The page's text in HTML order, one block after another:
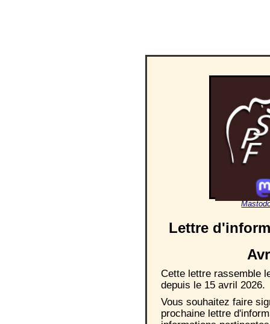
Lettre
Cette lettre rassemble
depuis le 15 avril 2026.
Vous souhaitez faire
prochaine lettre